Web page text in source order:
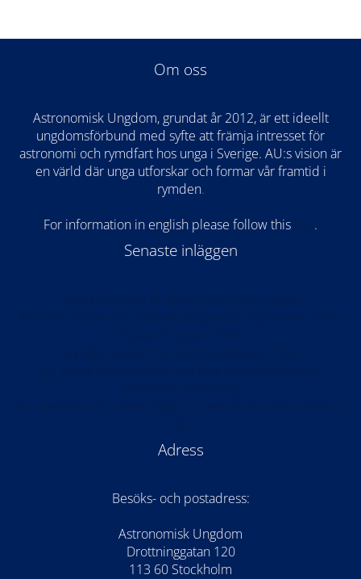
Om oss
Astronomisk Ungdom, grundat år 2012, är ett ideellt
ungdomsförbund med syfte att främja intresset för
astronomi och rymdfart hos unga i Sverige. AU:s vision är
en värld där unga utforskar och formar vår framtid i
rymden.
For information in english please follow this
.
Senaste inläggen
Adress
Besöks- och postadress:
Astronomisk Ungdom
Drottninggatan 120
113 60 Stockholm